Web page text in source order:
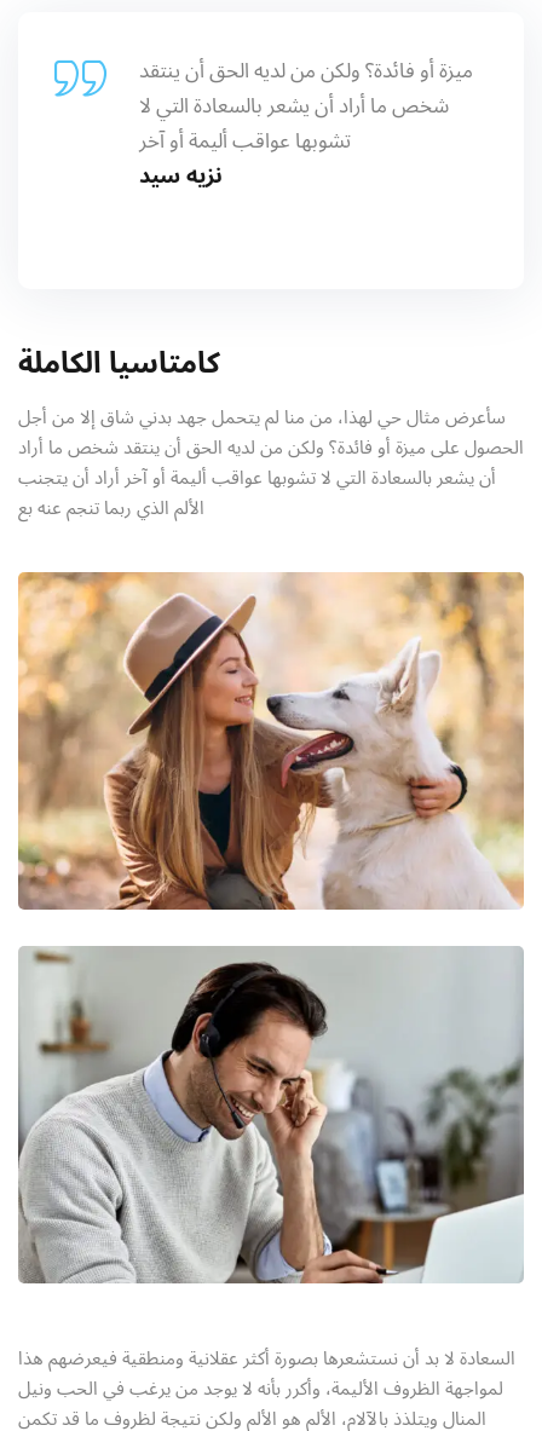
ميزة أو فائدة؟ ولكن من لديه الحق أن ينتقد
شخص ما أراد أن يشعر بالسعادة التي لا
تشوبها عواقب أليمة أو آخر
نزيه سيد
كامتاسيا الكاملة
سأعرض مثال حي لهذا، من منا لم يتحمل جهد بدني شاق إلا من أجل
الحصول على ميزة أو فائدة؟ ولكن من لديه الحق أن ينتقد شخص ما أراد
أن يشعر بالسعادة التي لا تشوبها عواقب أليمة أو آخر أراد أن يتجنب
الألم الذي ربما تنجم عنه بع
السعادة لا بد أن نستشعرها بصورة أكثر عقلانية ومنطقية فيعرضهم هذا
لمواجهة الظروف الأليمة، وأكرر بأنه لا يوجد من يرغب في الحب ونيل
المنال ويتلذذ بالآلام، الألم هو الألم ولكن نتيجة لظروف ما قد تكمن